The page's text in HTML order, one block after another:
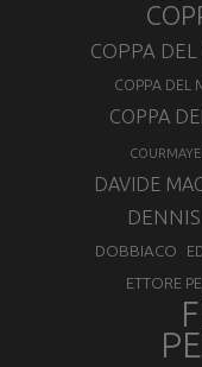
COPPA
COPPA DEL
COPPA
DAVIDE
DOBBIACO
ETTORE